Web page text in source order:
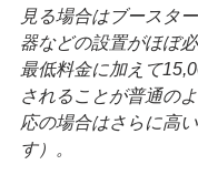
見る場合はブースタ
器などの設置がほぼ
最低料金に加えて
されることが普通の
応の場合はさらに高
す）。